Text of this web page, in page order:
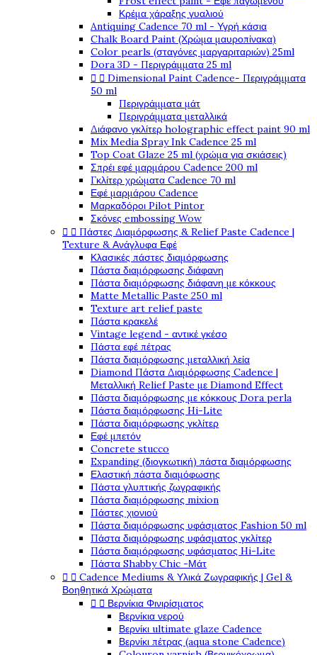
Κρέμα χάραξης γυαλιού
Antiquing Cadence 70 ml - Υγρή κάσια
Chalk Board Paint (Χρώμα μαυροπίνακα)
Color pearls (σταγόνες μαργαριταριών) 25ml
Dora 3D - Περιγράμματα 25 ml
  Dimensional Paint Cadence- Περιγράμματα
50 ml
Περιγράμματα μάτ
Περιγράμματα μεταλλικά
Διάφανο γκλίτερ holographic effect paint 90 ml
Mix Media Spray Ink Cadence 25 ml
Top Coat Glaze 25 ml (χρώμα για σκιάσεις)
Σπρέι εφέ μαρμάρου Cadence 200 ml
Γκλίτερ χρώματα Cadence 70 ml
Εφέ μαρμάρου Cadence
Μαρκαδόροι Pilot Pintor
Σκόνες embossing Wow
  Πάστες Διαμόρφωσης & Relief Paste Cadence |
Texture & Ανάγλυφα Εφέ
Κλασικές πάστες διαμόρφωσης
Πάστα διαμόρφωσης διάφανη
Πάστα διαμόρφωσης διάφανη με κόκκους
Matte Metallic Paste 250 ml
Texture art relief paste
Πάστα κρακελέ
Vintage legend - αντικέ γκέσο
Πάστα εφέ πέτρας
Πάστα διαμόρφωσης μεταλλική λεία
Diamond Πάστα Διαμόρφωσης Cadence |
Μεταλλική Relief Paste με Diamond Effect
Πάστα διαμόρφωσης με κόκκους Dora perla
Πάστα διαμόρφωσης Hi-Lite
Πάστα διαμόρφωσης γκλίτερ
Εφέ μπετόν
Concrete stucco
Expanding (διογκωτική) πάστα διαμόρφωσης
Ελαστική πάστα διαμόφωσης
Πάστα γλυπτικής ζωγραφικής
Πάστα διαμόρφωσης mixion
Πάστες χιονιού
Πάστα διαμόρφωσης υφάσματος Fashion 50 ml
Πάστα διαμόρφωσης υφάσματος γκλίτερ
Πάστα διαμόρφωσης υφάσματος Hi-Lite
Πάστα Shabby Chic -Μάτ
  Cadence Mediums & Υλικά Ζωγραφικής | Gel &
Βοηθητικά Χρώματα
  Βερνίκια Φινιρίσματος
Βερνίκια νερού
Βερνίκι ultimate glaze Cadence
Βερνίκι πέτρας (aqua stone Cadence)